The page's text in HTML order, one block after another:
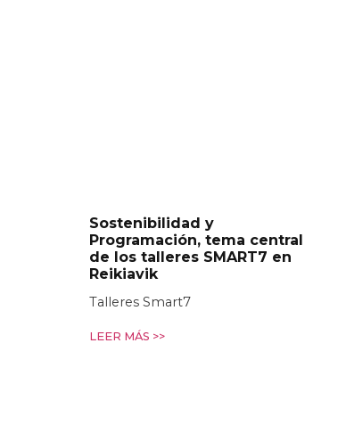
Sostenibilidad y
Programación, tema central
de los talleres SMART7 en
Reikiavik
Talleres Smart7
LEER MÁS >>